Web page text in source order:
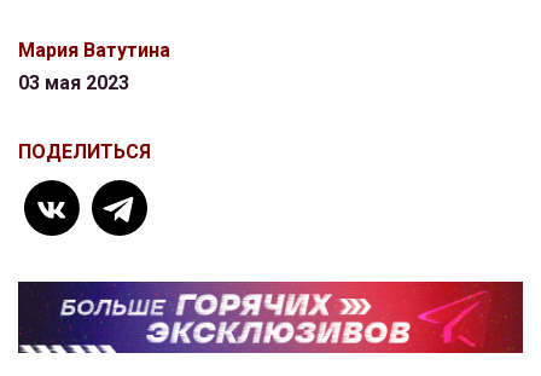
Мария Ватутина
03 мая 2023
ПОДЕЛИТЬСЯ